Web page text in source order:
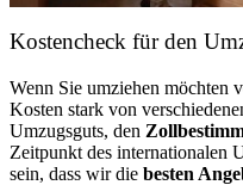
Kostencheck für den
Wenn Sie umziehen möchten
Kosten stark von
Umzugsguts, den
Zeitpunkt des internationalen
sein, dass wir die besten